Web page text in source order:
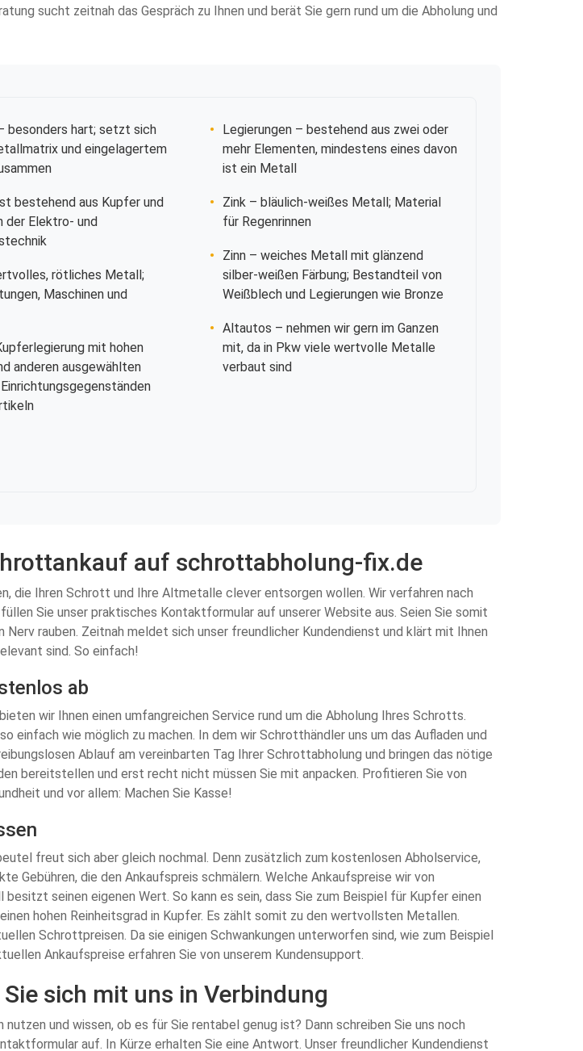
sucht zeitnah das Gespräch zu Ihnen und berät Sie gern rund um die Abholung und
besonders hart; setzt sich
und eingelagertem
bestehend aus Kupfer und
der Elektro- und
rötliches Metall;
Maschinen und
mit hohen
anderen ausgewählten
Legierungen– bestehend aus zwei oder
mehr Elementen, mindestens eines davon
ist ein Metall
Zink– bläulich-weißes Metall; Material
für Regenrinnen
Zinn– weiches Metall mit glänzend
silber-weißen Färbung; Bestandteil von
Weißblech und Legierungen wie Bronze
Altautos – nehmen wir gern im Ganzen
mit, da in Pkw viele wertvolle Metalle
verbaut sind
auf schrottabholung-fix.de
die Ihren Schrott und Ihre Altmetalle clever entsorgen wollen. Wir verfahren nach
Sie unser praktisches Kontaktformular auf unserer Website aus. Seien Sie somit
rauben. Zeitnah meldet sich unser freundlicher Kundendienst und klärt mit Ihnen
sind. So einfach!
ab
wir Ihnen einen umfangreichen Service rund um die Abholung Ihres Schrotts.
einfach wie möglich zu machen. In dem wir Schrotthändler uns um das Aufladen und
Ablauf am vereinbarten Tag Ihrer Schrottabholung und bringen das nötige
bereitstellen und erst recht nicht müssen Sie mit anpacken. Profitieren Sie von
und vor allem: Machen Sie Kasse!
freut sich aber gleich nochmal. Denn zusätzlich zum kostenlosen Abholservice,
Gebühren, die den Ankaufspreis schmälern. Welche Ankaufspreise wir von
seinen eigenen Wert. So kann es sein, dass Sie zum Beispiel für Kupfer einen
hohen Reinheitsgrad in Kupfer. Es zählt somit zu den wertvollsten Metallen.
Schrottpreisen. Da sie einigen Schwankungen unterworfen sind, wie zum Beispiel
Ankaufspreise erfahren Sie von unserem Kundensupport.
sich mit uns in Verbindung
und wissen, ob es für Sie rentabel genug ist? Dann schreiben Sie uns noch
auf. In Kürze erhalten Sie eine Antwort. Unser freundlicher Kundendienst